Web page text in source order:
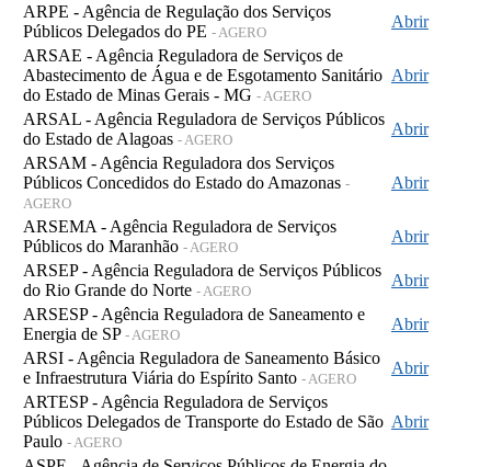
ARPE - Agência de Regulação dos Serviços
Públicos Delegados do PE - AGERO
Abrir
ARSAE - Agência Reguladora de Serviços de
Abastecimento de Água e de Esgotamento Sanitário
do Estado de Minas Gerais - MG - AGERO
Abrir
ARSAL - Agência Reguladora de Serviços Públicos
do Estado de Alagoas - AGERO
Abrir
ARSAM - Agência Reguladora dos Serviços
Públicos Concedidos do Estado do Amazonas -
AGERO
Abrir
ARSEMA - Agência Reguladora de Serviços
Públicos do Maranhão - AGERO
Abrir
ARSEP - Agência Reguladora de Serviços Públicos
do Rio Grande do Norte - AGERO
Abrir
ARSESP - Agência Reguladora de Saneamento e
Energia de SP - AGERO
Abrir
ARSI - Agência Reguladora de Saneamento Básico
e Infraestrutura Viária do Espírito Santo - AGERO
Abrir
ARTESP - Agência Reguladora de Serviços
Públicos Delegados de Transporte do Estado de São
Paulo - AGERO
Abrir